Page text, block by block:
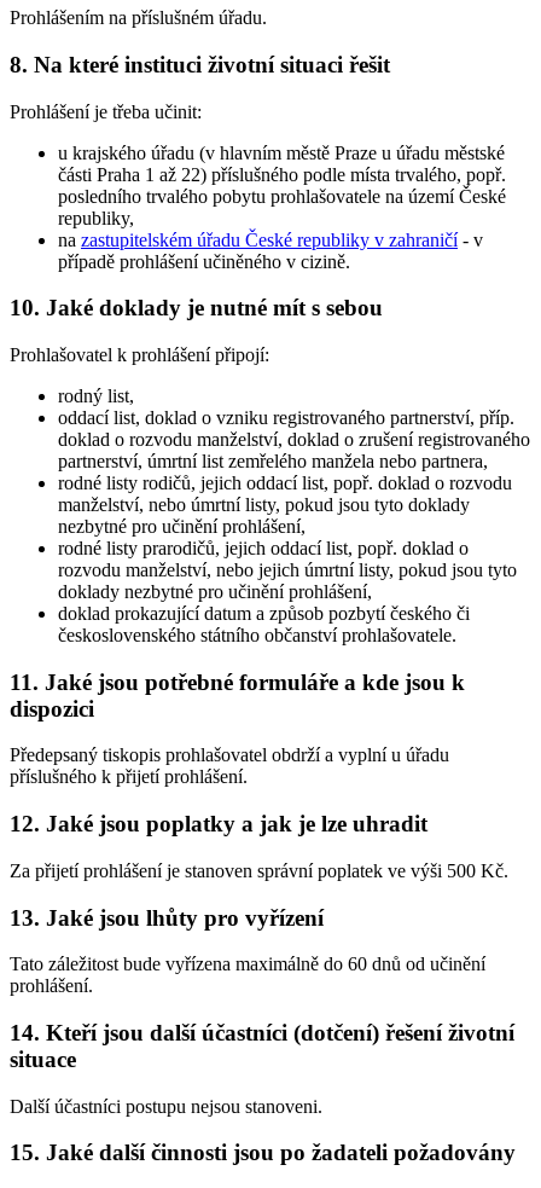
Prohlášením na příslušném úřadu.
8. Na které instituci životní situaci řešit
Prohlášení je třeba učinit:
u krajského úřadu (v hlavním městě Praze u úřadu městské
části Praha 1 až 22) příslušného podle místa trvalého, popř.
posledního trvalého pobytu prohlašovatele na území České
republiky,
na zastupitelském úřadu České republiky v zahraničí- v
případě prohlášení učiněného v cizině.
10. Jaké doklady je nutné mít s sebou
Prohlašovatel k prohlášení připojí:
rodný list,
oddací list, doklad o vzniku registrovaného partnerství, příp.
doklad o rozvodu manželství, doklad o zrušení registrovaného
partnerství, úmrtní list zemřelého manžela nebo partnera,
rodné listy rodičů, jejich oddací list, popř. doklad o rozvodu
manželství, nebo úmrtní listy, pokud jsou tyto doklady
nezbytné pro učinění prohlášení,
rodné listy prarodičů, jejich oddací list, popř. doklad o
rozvodu manželství, nebo jejich úmrtní listy, pokud jsou tyto
doklady nezbytné pro učinění prohlášení,
doklad prokazující datum a způsob pozbytí českého či
československého státního občanství prohlašovatele.
11. Jaké jsou potřebné formuláře a kde jsou k
dispozici
Předepsaný tiskopis prohlašovatel obdrží a vyplní u úřadu
příslušného k přijetí prohlášení.
12. Jaké jsou poplatky a jak je lze uhradit
Za přijetí prohlášení je stanoven správní poplatek ve výši 500 Kč.
13. Jaké jsou lhůty pro vyřízení
Tato záležitost bude vyřízena maximálně do 60 dnů od učinění
prohlášení.
14. Kteří jsou další účastníci (dotčení) řešení životní
situace
Další účastníci postupu nejsou stanoveni.
15. Jaké další činnosti jsou po žadateli požadovány